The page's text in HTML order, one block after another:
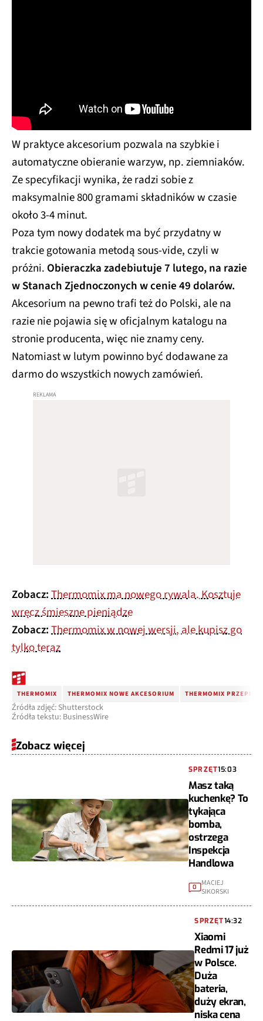
W praktyce akcesorium pozwala na szybkie i
automatyczne obieranie warzyw, np. ziemniaków.
Ze specyfikacji wynika, że radzi sobie z
maksymalnie 800 gramami składników w czasie
około 3-4 minut.
Poza tym nowy dodatek ma być przydatny w
trakcie gotowania metodą sous-vide, czyli w
próżni. Obieraczka zadebiutuje 7 lutego, na razie
w Stanach Zjednoczonych w cenie 49 dolarów.
Akcesorium na pewno trafi też do Polski, ale na
razie nie pojawia się w oficjalnym katalogu na
stronie producenta, więc nie znamy ceny.
Natomiast w lutym powinno być dodawane za
darmo do wszystkich nowych zamówień.
Zobacz:Thermomix ma nowego rywala. Kosztuje
wręcz śmieszne pieniądze
Zobacz:Thermomix w nowej wersji, ale kupisz go
tylko teraz
THERMOMIX THERMOMIX NOWE AKCESORIUM THERMOMIX PRZEPISY
Źródła zdjęć: Shutterstock
Źródła tekstu: BusinessWire
Zobacz więcej
SPRZĘT15:03
Masz taką
kuchenkę? To
tykająca
bomba,
ostrzega
Inspekcja
Handlowa
0
MACIEJ
SIKORSKI
SPRZĘT14:32
Xiaomi
Redmi 17 już
w Polsce.
Duża
bateria,
duży ekran,
niska cena